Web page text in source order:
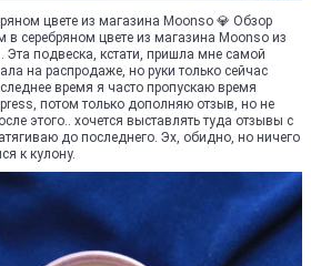
цвете из магазина Moonso 💎 Обзор
в серебряном цвете из магазина Moonso из
Эта подвеска, кстати, пришла мне самой
на распродаже, но руки только сейчас
время я часто пропускаю время
потом только дополняю отзыв, но не
этого.. хочется выставлять туда отзывы с
до последнего. Эх, обидно, но ничего
к кулону.